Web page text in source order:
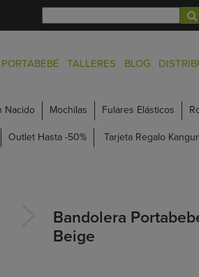
TALLERES BLOG
Nacido Mochilas Fulares Elásticos
Outlet Hasta -50% Tarjeta Regalo
Bandolera
Beige